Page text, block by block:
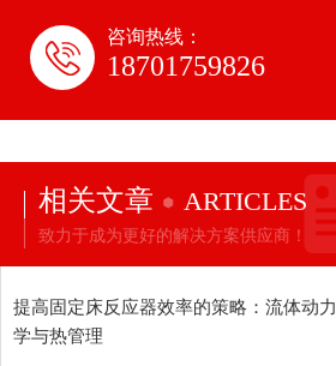
咨询热线：
18701759826
相关文章 ARTICLES
致力于成为更好的解决方案供应商！
提高固定床反应器效率的策略：流体动力
学与热管理